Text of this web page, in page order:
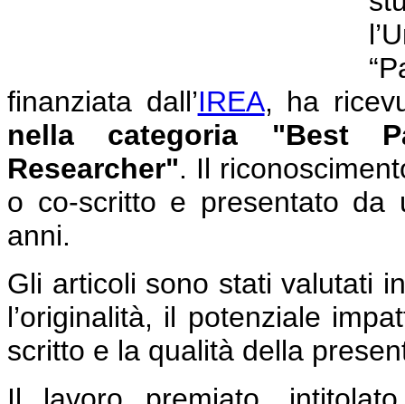
finanziata dall’IREA, ha
nella categoria "Best
Researcher". Il
o co-scritto e presentato
anni.
Gli articoli sono stati valutati
l’originalità, il potenziale
scritto e la qualità della